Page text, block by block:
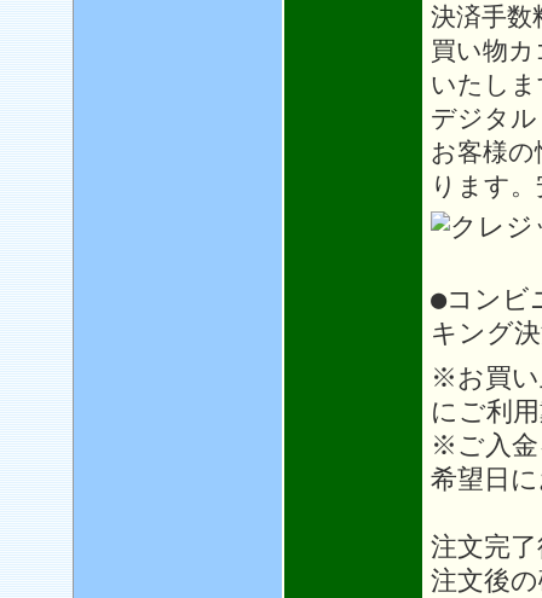
決済手数
買い物
いたし
デジタ
お客様
ります
●コンビ
キング
※お買い
にご利
※ご入金
希望日
注文完
注文後